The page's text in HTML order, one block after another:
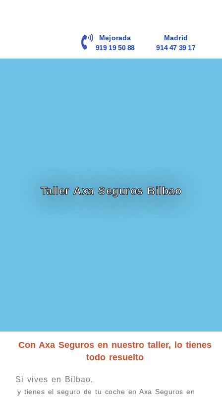
Mejorada
919 19 50 88
Madrid
914 47 39 17
Taller Axa Seguros Bilbao
Con Axa Seguros en nuestro taller, lo tienes
todo resuelto
Si vives en Bilbao,
y tienes el seguro de tu coche en Axa Seguros en